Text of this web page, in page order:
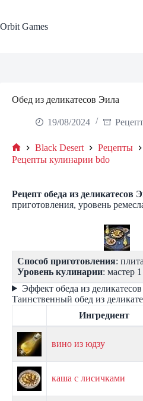
content
Orbit Games
Обед из деликатесов Эила
19/08/2024
Home
Black Desert
Рецепты
Рецепты кулинарии bdo
Рецепт обеда из деликатесов
приготовления, уровень
Способ приготовления:
Уровень кулинарии: мастер 1
Эффект обеда из
Таинственный обед из
Ингредиент
вино из юдзу
каша с лисичками